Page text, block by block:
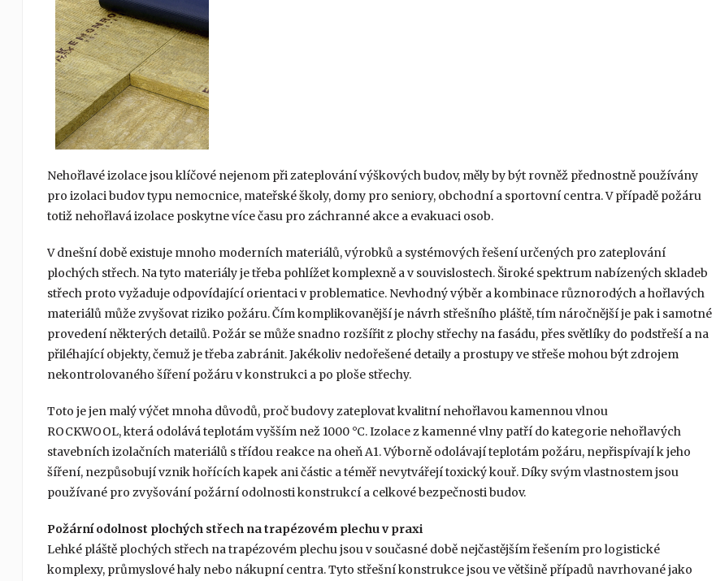
Nehořlavé izolace jsou klíčové nejenom při zateplování výškových budov, měly by být rovněž přednostně používány
pro izolaci budov typu nemocnice, mateřské školy, domy pro seniory, obchodní a sportovní centra. V případě požáru
totiž nehořlavá izolace poskytne více času pro záchranné akce a evakuaci osob.
V dnešní době existuje mnoho moderních materiálů, výrobků a systémových řešení určených pro zateplování
plochých střech. Na tyto materiály je třeba pohlížet komplexně a v souvislostech. Široké spektrum nabízených skladeb
střech proto vyžaduje odpovídající orientaci v problematice. Nevhodný výběr a kombinace různorodých a hořlavých
materiálů může zvyšovat riziko požáru. Čím komplikovanější je návrh střešního pláště, tím náročnější je pak i samotné
provedení některých detailů. Požár se může snadno rozšířit z plochy střechy na fasádu, přes světlíky do podstřeší a na
přiléhající objekty, čemuž je třeba zabránit. Jakékoliv nedořešené detaily a prostupy ve střeše mohou být zdrojem
nekontrolovaného šíření požáru v konstrukci a po ploše střechy.
Toto je jen malý výčet mnoha důvodů, proč budovy zateplovat kvalitní nehořlavou kamennou vlnou
ROCKWOOL, která odolává teplotám vyšším než 1000 °C. Izolace z kamenné vlny patří do kategorie nehořlavých
stavebních izolačních materiálů s třídou reakce na oheň A1. Výborně odolávají teplotám požáru, nepřispívají k jeho
šíření, nezpůsobují vznik hořících kapek ani částic a téměř nevytvářejí toxický kouř. Díky svým vlastnostem jsou
používané pro zvyšování požární odolnosti konstrukcí a celkové bezpečnosti budov.
Požární odolnost plochých střech na trapézovém plechu v praxi
Lehké pláště plochých střech na trapézovém plechu jsou v současné době nejčastějším řešením pro logistické
komplexy, průmyslové haly nebo nákupní centra. Tyto střešní konstrukce jsou ve většině případů navrhované jako